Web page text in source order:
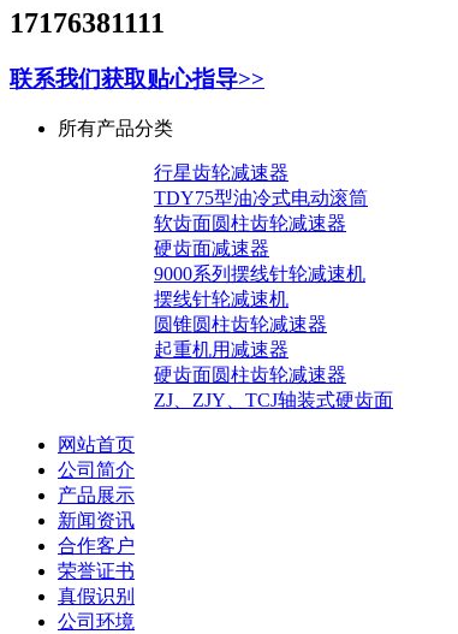
17176381111
联系我们获取贴心指导>>
所有产品分类
行星齿轮减速器
TDY75型油冷式电动滚筒
软齿面圆柱齿轮减速器
硬齿面减速器
9000系列摆线针轮减速机
摆线针轮减速机
圆锥圆柱齿轮减速器
起重机用减速器
硬齿面圆柱齿轮减速器
ZJ、ZJY、TCJ轴装式硬齿面
网站首页
公司简介
产品展示
新闻资讯
合作客户
荣誉证书
真假识别
公司环境